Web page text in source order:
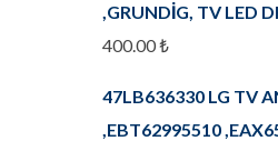
,GRUNDİG, TV LED
400.00₺
47LB636330 LG TV
,EBT62995510